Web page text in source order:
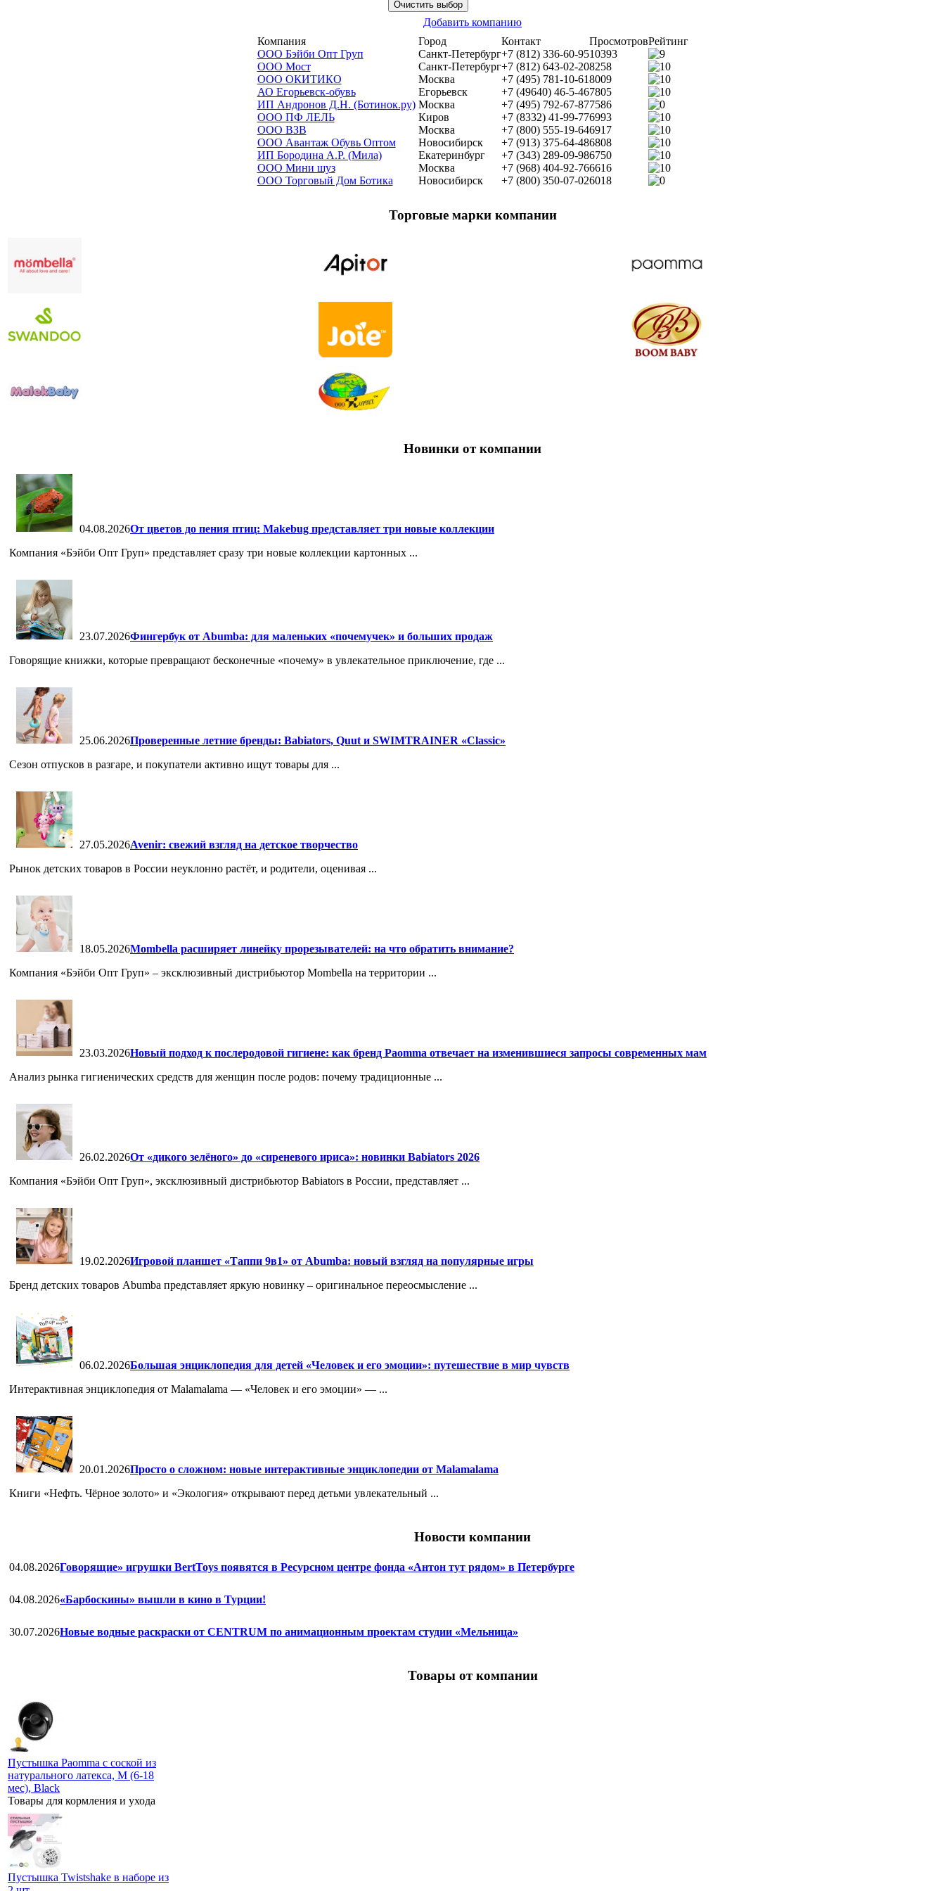
Добавить компанию
Компания
Город Контакт ПросмотровРейтинг
ООО Бэйби Опт Груп
Санкт-Петербург+7 (812) 336-60-9510393
ООО Мост
Санкт-Петербург+7 (812) 643-02-208258
ООО ОКИТИКО
Москва +7 (495) 781-10-618009
АО Егорьевск-обувь
Егорьевск +7 (49640) 46-5-467805
ИП Андронов Д.Н. (Ботинок.ру) Москва +7 (495) 792-67-877586
ООО ПФ ЛЕЛЬ
Киров +7 (8332) 41-99-776993
ООО ВЗВ
Москва +7 (800) 555-19-646917
ООО Авантаж Обувь Оптом
Новосибирск +7 (913) 375-64-486808
ИП Бородина А.Р. (Мила)
Екатеринбург +7 (343) 289-09-986750
ООО Мини шуз
Москва +7 (968) 404-92-766616
ООО Торговый Дом Ботика
Новосибирск +7 (800) 350-07-026018
Торговые марки компании
Новинки от компании
04.08.2026От цветов до пения птиц: Makebug представляет три новые коллекции
Компания «Бэйби Опт Груп» представляет сразу три новые коллекции картонных ...
23.07.2026Фингербук от Abumba: для маленьких «почемучек» и больших продаж
Говорящие книжки, которые превращают бесконечные «почему» в увлекательное приключение, где ...
25.06.2026Проверенные летние бренды: Babiators, Quut и SWIMTRAINER «Classic»
Сезон отпусков в разгаре, и покупатели активно ищут товары для ...
27.05.2026Avenir: свежий взгляд на детское творчество
Рынок детских товаров в России неуклонно растёт, и родители, оценивая ...
18.05.2026Mombella расширяет линейку прорезывателей: на что обратить внимание?
Компания «Бэйби Опт Груп» – эксклюзивный дистрибьютор Mombella на территории ...
23.03.2026Новый подход к послеродовой гигиене: как бренд Paomma отвечает на изменившиеся запросы современных мам
Анализ рынка гигиенических средств для женщин после родов: почему традиционные ...
26.02.2026От «дикого зелёного» до «сиреневого ириса»: новинки Babiators 2026
Компания «Бэйби Опт Груп», эксклюзивный дистрибьютор Babiators в России, представляет ...
19.02.2026Игровой планшет «Таппи 9в1» от Abumba: новый взгляд на популярные игры
Бренд детских товаров Abumba представляет яркую новинку – оригинальное переосмысление ...
06.02.2026Большая энциклопедия для детей «Человек и его эмоции»: путешествие в мир чувств
Интерактивная энциклопедия от Malamalama — «Человек и его эмоции» — ...
20.01.2026Просто о сложном: новые интерактивные энциклопедии от Malamalama
Книги «Нефть. Чёрное золото» и «Экология» открывают перед детьми увлекательный ...
Новости компании
04.08.2026Говорящие» игрушки BertToys появятся в Ресурсном центре фонда «Антон тут рядом» в Петербурге
04.08.2026«Барбоскины» вышли в кино в Турции!
30.07.2026Новые водные раскраски от CENTRUM по анимационным проектам студии «Мельница»
Товары от компании
Пустышка Paomma с соской из
натурального латекса, M (6-18
мес), Black
Товары для кормления и ухода
Пустышка Twistshake в наборе из